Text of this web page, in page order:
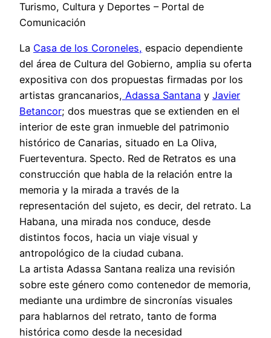
Turismo, Cultura y Deportes – Portal de
Comunicación
La Casa de los Coroneles, espacio dependiente
del área de Cultura del Gobierno, amplia su oferta
expositiva con dos propuestas firmadas por los
artistas grancanarios, Adassa Santana y Javier
Betancor; dos muestras que se extienden en el
interior de este gran inmueble del patrimonio
histórico de Canarias, situado en La Oliva,
Fuerteventura. Specto. Red de Retratos es una
construcción que habla de la relación entre la
memoria y la mirada a través de la
representación del sujeto, es decir, del retrato. La
Habana, una mirada nos conduce, desde
distintos focos, hacia un viaje visual y
antropológico de la ciudad cubana.
La artista Adassa Santana realiza una revisión
sobre este género como contenedor de memoria,
mediante una urdimbre de sincronías visuales
para hablarnos del retrato, tanto de forma
histórica como desde la necesidad